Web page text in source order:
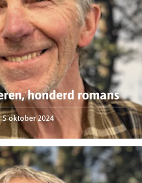
honderd romans
5 oktober 2024